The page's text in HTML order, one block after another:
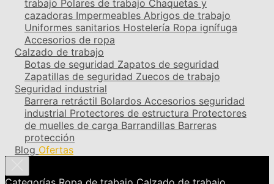
trabajo Polares de trabajo Chaquetas y
cazadoras Impermeables Abrigos de trabajo
Uniformes sanitarios Hostelería Ropa ignífuga
Accesorios de ropa
Calzado de trabajo
Botas de seguridad Zapatos de seguridad
Zapatillas de seguridad Zuecos de trabajo
Seguridad industrial
Barrera retráctil Bolardos Accesorios seguridad
industrial Protectores de estructura Protectores
de muelles de carga Barrandillas Barreras
protección
Blog Ofertas